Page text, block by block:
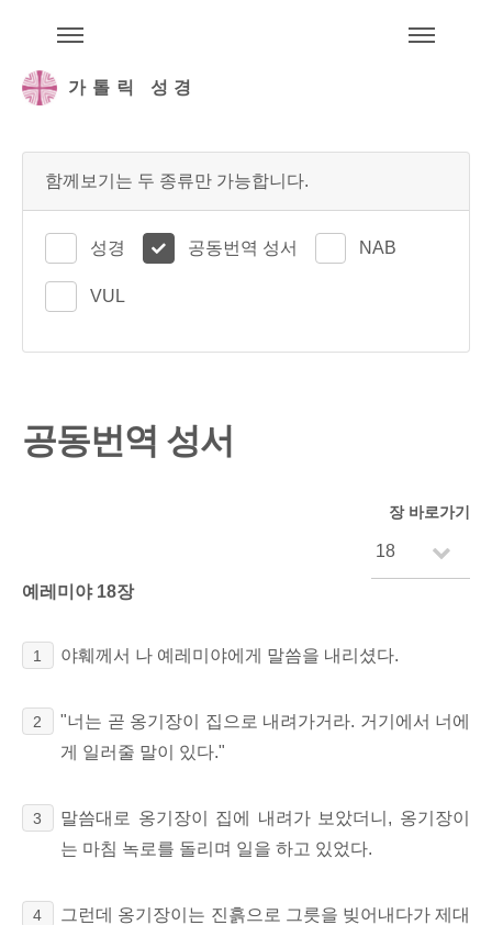
가톨릭 성경
함께보기는 두 종류만 가능합니다.
성경 공동번역 성서 NAB
VUL
공동번역 성서
장 바로가기
예레미야 18장
1 야훼께서 나 예레미야에게 말씀을 내리셨다.
2
"너는 곧 옹기장이 집으로 내려가거라. 거기에서 너에
게 일러줄 말이 있다."
3
말씀대로 옹기장이 집에 내려가 보았더니, 옹기장이
는 마침 녹로를 돌리며 일을 하고 있었다.
4
그런데 옹기장이는 진흙으로 그릇을 빚어내다가 제대